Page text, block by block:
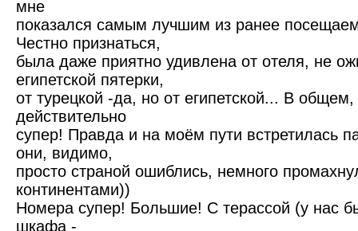
мне
показался самым лучшим из ранее
Честно признаться,
была даже приятно удивлена от отеля, не
египетской пятерки,
от турецкой -да, но от египетской... В общем,
действительно
супер! Правда и на моём пути встретилась
они, видимо,
просто страной ошиблись, немного
континентами))
Номера супер! Большие! С терассой (у нас
шкафа -